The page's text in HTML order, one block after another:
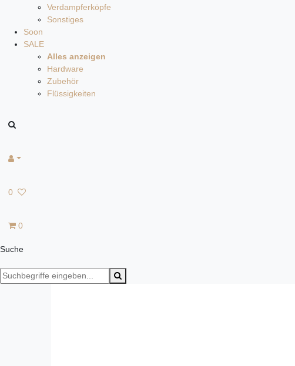
Verdampferköpfe
Sonstiges
Soon
SALE
Alles anzeigen
Hardware
Zubehör
Flüssigkeiten
0
0
Suche